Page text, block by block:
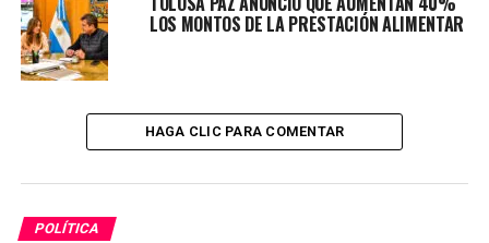
partido de Tres de Febrero.
WADO DE PEDRO: «HABRÁ PASO EN EL FRENTE DE TODOS»
NO TE PIERDAS
LOS MONTOS DE LA PRESTACIÓN ALIMENTAR
HAGA CLIC PARA COMENTAR
POLÍTICA